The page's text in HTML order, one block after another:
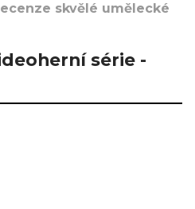
skvělé umělecké
série -